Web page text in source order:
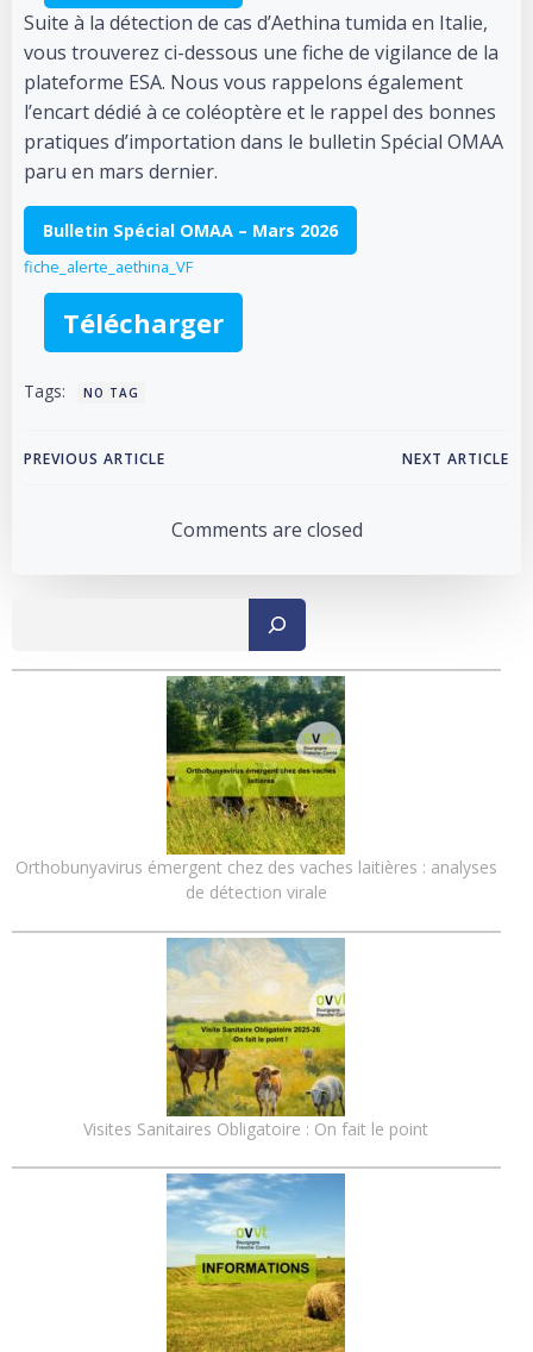
Suite à la détection de cas d’Aethina tumida en Italie,
vous trouverez ci-dessous une fiche de vigilance de la
plateforme ESA. Nous vous rappelons également
l’encart dédié à ce coléoptère et le rappel des bonnes
pratiques d’importation dans le bulletin Spécial OMAA
paru en mars dernier.
Bulletin Spécial OMAA – Mars 2026
fiche_alerte_aethina_VF
Télécharger
Tags: NO TAG
Post
navigation
PREVIOUS ARTICLE
navigation
NEXT ARTICLE
Comments are closed
Orthobunyavirus émergent chez des vaches laitières : analyses
de détection virale
Visites Sanitaires Obligatoire : On fait le point